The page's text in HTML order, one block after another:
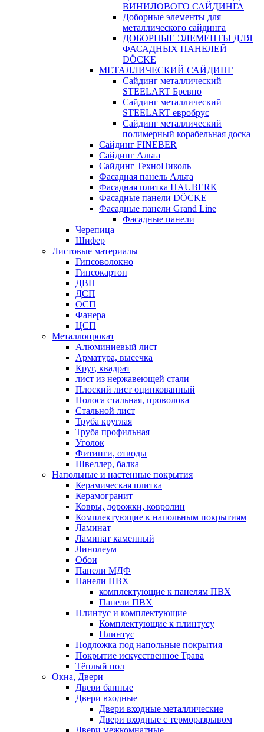
ВИНИЛОВОГО САЙДИНГА
Доборные элементы для
металлического сайдинга
ДОБОРНЫЕ ЭЛЕМЕНТЫ ДЛЯ
ФАСАДНЫХ ПАНЕЛЕЙ
DÖCKE
МЕТАЛЛИЧЕСКИЙ САЙДИНГ
Сайдинг металлический
STEELART Бревно
Сайдинг металлический
STEELART евробрус
Сайдинг металлический
полимерный корабельная доска
Сайдинг FINEBER
Сайдинг Альта
Сайдинг ТехноНиколь
Фасадная панель Альта
Фасадная плитка HAUBERK
Фасадные панели DÖCKE
Фасадные панели Grand Line
Фасадные панели
Черепица
Шифер
Листовые материалы
Гипсоволокно
Гипсокартон
ДВП
ДСП
ОСП
Фанера
ЦСП
Металлопрокат
Алюминиевый лист
Арматура, высечка
Круг, квадрат
лист из нержавеющей стали
Плоский лист оцинкованный
Полоса стальная, проволока
Стальной лист
Труба круглая
Труба профильная
Уголок
Фитинги, отводы
Швеллер, балка
Напольные и настенные покрытия
Керамическая плитка
Керамогранит
Ковры, дорожки, ковролин
Комплектующие к напольным покрытиям
Ламинат
Ламинат каменный
Линолеум
Обои
Панели МДФ
Панели ПВХ
комплектующие к панелям ПВХ
Панели ПВХ
Плинтус и комплектующие
Комплектующие к плинтусу
Плинтус
Подложка под напольные покрытия
Покрытие искусственное Трава
Тёплый пол
Окна, Двери
Двери банные
Двери входные
Двери входные металлические
Двери входные с терморазрывом